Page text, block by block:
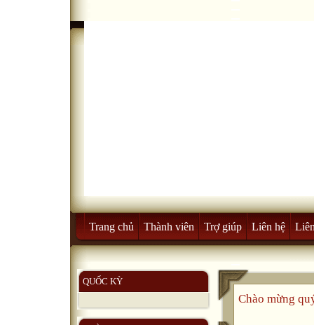
Trang chủ Thành viên Trợ giúp Liên hệ
QUỐC KỲ
Chào mừng